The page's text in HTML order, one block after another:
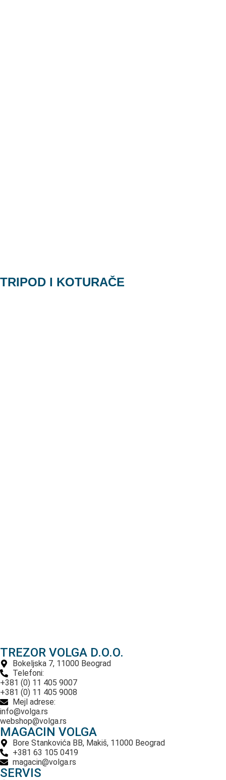
TRIPOD I KOTURAČE
TREZOR VOLGA D.O.O.
Bokeljska 7, 11000 Beograd
Telefoni:
+381 (0) 11 405 9007
+381 (0) 11 405 9008
Mejl adrese:
info@volga.rs
webshop@volga.rs
MAGACIN VOLGA
Bore Stankovića BB, Makiš, 11000 Beograd
+381 63 105 0419
magacin@volga.rs
SERVIS